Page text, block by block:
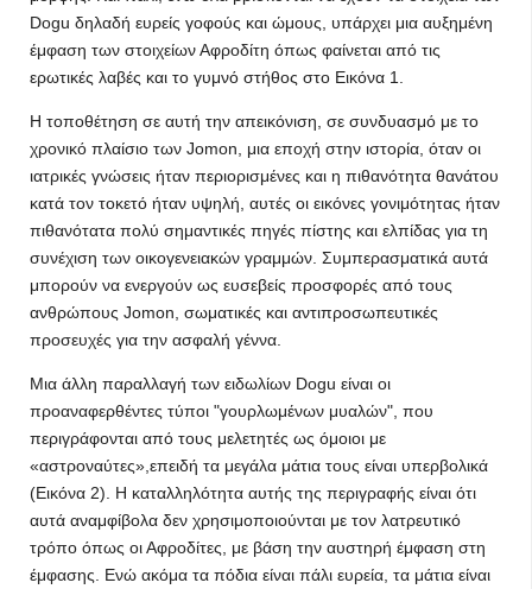
Dogu δηλαδή ευρείς γοφούς και ώμους, υπάρχει μια αυξημένη
έμφαση των στοιχείων Αφροδίτη όπως φαίνεται από τις
ερωτικές λαβές και το γυμνό στήθος στο Εικόνα 1.
Η τοποθέτηση σε αυτή την απεικόνιση, σε συνδυασμό με το
χρονικό πλαίσιο των Jomon, μια εποχή στην ιστορία, όταν οι
ιατρικές γνώσεις ήταν περιορισμένες και η πιθανότητα θανάτου
κατά τον τοκετό ήταν υψηλή, αυτές οι εικόνες γονιμότητας ήταν
πιθανότατα πολύ σημαντικές πηγές πίστης και ελπίδας για τη
συνέχιση των οικογενειακών γραμμών. Συμπερασματικά αυτά
μπορούν να ενεργούν ως ευσεβείς προσφορές από τους
ανθρώπους Jomon, σωματικές και αντιπροσωπευτικές
προσευχές για την ασφαλή γέννα.
Μια άλλη παραλλαγή των ειδωλίων Dogu είναι οι
προαναφερθέντες τύποι "γουρλωμένων μυαλών", που
περιγράφονται από τους μελετητές ως όμοιοι με
«αστροναύτες»,επειδή τα μεγάλα μάτια τους είναι υπερβολικά
(Εικόνα 2). Η καταλληλότητα αυτής της περιγραφής είναι ότι
αυτά αναμφίβολα δεν χρησιμοποιούνται με τον λατρευτικό
τρόπο όπως οι Αφροδίτες, με βάση την αυστηρή έμφαση στη
έμφασης. Ενώ ακόμα τα πόδια είναι πάλι ευρεία, τα μάτια είναι